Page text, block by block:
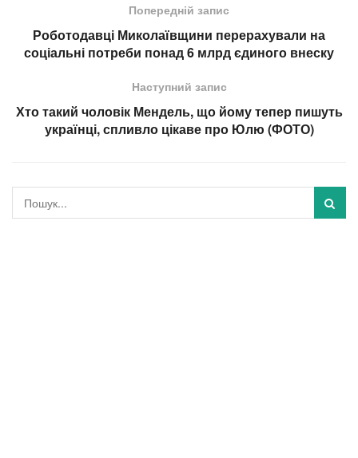
Попередній запис
Роботодавці Миколаївщини перерахували на
соціальні потреби понад 6 млрд єдиного внеску
Наступний запис
Хто такий чоловік Мендель, що йому тепер пишуть
українці, спливло цікаве про Юлю (ФОТО)